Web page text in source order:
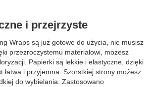
i przejrzyste
Wraps są już gotowe do użycia, nie musisz
przezroczystemu materiałowi, możesz
Papierki są lekkie i elastyczne, dzięki
łatwa i przyjemna. Szorstkiej strony możesz
do wybielania. Zastosowano